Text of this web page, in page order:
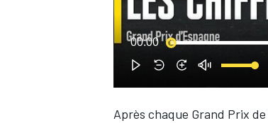
WRC
00:00
Après chaque Grand Prix de